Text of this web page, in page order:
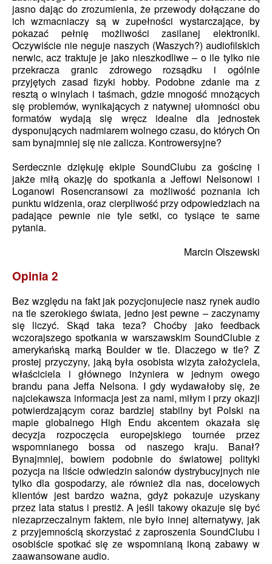
jasno dając do zrozumienia, że przewody dołączane do
ich wzmacniaczy są w zupełności wystarczające, by
pokazać pełnię możliwości zasilanej elektroniki.
Oczywiście nie neguje naszych (Waszych?) audiofilskich
nerwic, acz traktuje je jako nieszkodliwe – o ile tylko nie
przekracza granic zdrowego rozsądku i ogólnie
przyjętych zasad fizyki hobby. Podobne zdanie ma z
resztą o winylach i taśmach, gdzie mnogość mnożących
się problemów, wynikających z natywnej ułomności obu
formatów wydają się wręcz idealne dla jednostek
dysponujących nadmiarem wolnego czasu, do których On
sam bynajmniej się nie zalicza. Kontrowersyjne?
Serdecznie dziękuję ekipie SoundClubu za gościnę i
jakże miłą okazję do spotkania a Jeffowi Nelsonowi i
Loganowi Rosencransowi za możliwość poznania ich
punktu widzenia, oraz cierpliwość przy odpowiedziach na
padające pewnie nie tyle setki, co tysiące te same
pytania.
Marcin Olszewski
Opinia 2
Bez względu na fakt jak pozycjonujecie nasz rynek audio
na tle szerokiego świata, jedno jest pewne – zaczynamy
się liczyć. Skąd taka teza? Choćby jako feedback
wczorajszego spotkania w warszawskim SoundClubie z
amerykańską marką Boulder w tle. Dlaczego w tle? Z
prostej przyczyny, jaką była osobista wizyta założyciela,
właściciela i głównego inżyniera w jednym owego
brandu pana Jeffa Nelsona. I gdy wydawałoby się, że
najciekawsza informacja jest za nami, miłym i przy okazji
potwierdzającym coraz bardziej stabilny byt Polski na
mapie globalnego High Endu akcentem okazała się
decyzja rozpoczęcia europejskiego tournée przez
wspomnianego bossa od naszego kraju. Banał?
Bynajmniej, bowiem podobnie do światowej polityki
pozycja na liście odwiedzin salonów dystrybucyjnych nie
tylko dla gospodarzy, ale również dla nas, docelowych
klientów jest bardzo ważna, gdyż pokazuje uzyskany
przez lata status i prestiż. A jeśli takowy okazuje się być
niezaprzeczalnym faktem, nie było innej alternatywy, jak
z przyjemnością skorzystać z zaproszenia SoundClubu i
osobiście spotkać się ze wspomnianą ikoną zabawy w
zaawansowane audio.